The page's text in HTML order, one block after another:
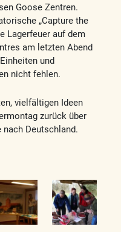
Goose Zentren.
„Capture the
Lagerfeuer auf dem
am letzten Abend
und
nicht fehlen.
vielfältigen Ideen
zurück über
Deutschland.